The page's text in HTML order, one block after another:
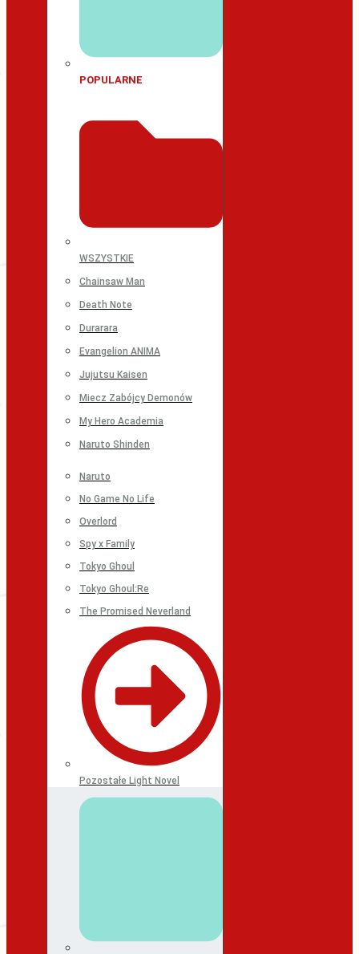
POPULARNE
WSZYSTKIE
Chainsaw Man
Death Note
Durarara
Evangelion ANIMA
Jujutsu Kaisen
Miecz Zabójcy Demonów
My Hero Academia
Naruto Shinden
Naruto
No Game No Life
Overlord
Spy x Family
Tokyo Ghoul
Tokyo Ghoul:Re
The Promised Neverland
Pozostałe Light Novel